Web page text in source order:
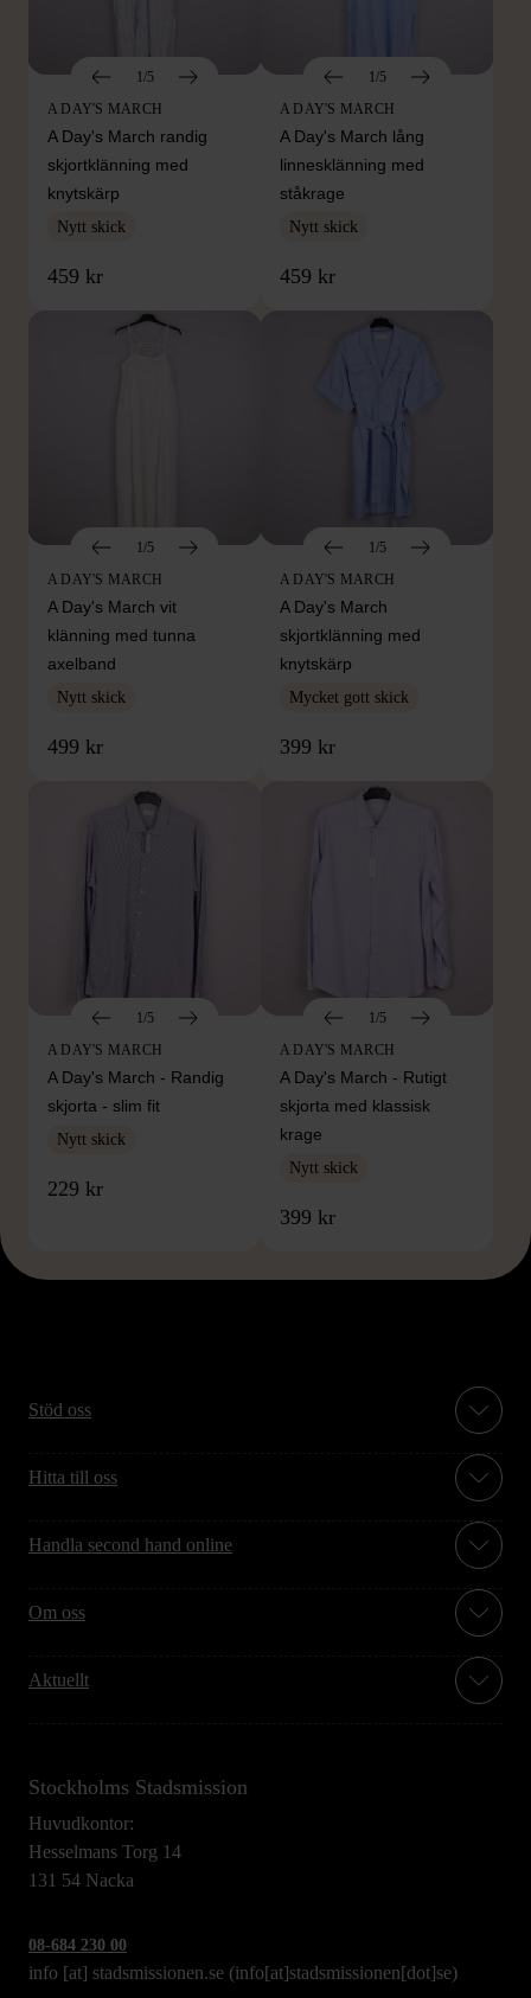
1/5
A DAY'S MARCH
A Day's March randig
skjortklänning med
knytskärp
Nytt skick
459 kr
1/5
A DAY'S MARCH
A Day's March lång
linnesklänning med
ståkrage
Nytt skick
459 kr
1/5
A DAY'S MARCH
A Day's March vit
klänning med tunna
axelband
Nytt skick
499 kr
1/5
A DAY'S MARCH
A Day's March
skjortklänning med
knytskärp
Mycket gott skick
399 kr
1/5
A DAY'S MARCH
A Day's March - Randig
skjorta - slim fit
Nytt skick
229 kr
1/5
A DAY'S MARCH
A Day's March - Rutigt
skjorta med klassisk
krage
Nytt skick
399 kr
Stöd oss
Hitta till oss
Handla second hand online
Om oss
Aktuellt
Stockholms Stadsmission
Huvudkontor:
Hesselmans Torg 14
131 54 Nacka
08-684 230 00
info [at] stadsmissionen.se (info[at]stadsmissionen[dot]se)